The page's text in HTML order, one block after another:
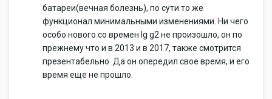
батареи(вечная болезнь), по сути то же
функционал минимальными изменениями. Ни чего
особо нового со времен lg g2 не произошло, он по
прежнему что и в 2013 и в 2017, также смотрится
презентабельно. Да он опередил свое время, и его
время еще не прошло.